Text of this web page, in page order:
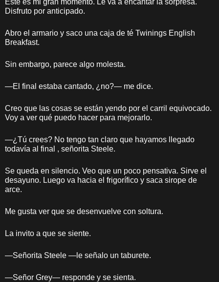
Este es mi gran momento. Le va a encantar la sorpresa.
Disfruto por anticipado.
Abro el armario y saco una caja de té Twinings English
Breakfast.
Sin embargo, parece algo molesta.
—El final estaba cantado, ¿no?— me dice.
Creo que las cosas se están yendo por el carril equivocado.
Voy a ver qué puedo hacer para mejorarlo.
—¿Tú crees? No tengo tan claro que hayamos llegado
todavía al final , señorita Steele.
Se queda en silencio. Veo que un poco pensativa. Sirve el
desayuno. Luego va hacia el frigorífico y saca sirope de
arce.
Me gusta ver que se desenvuelve con soltura.
La invito a que se siente.
—Señorita Steele —le señalo un taburete.
—Señor Grey— responde y se sienta.